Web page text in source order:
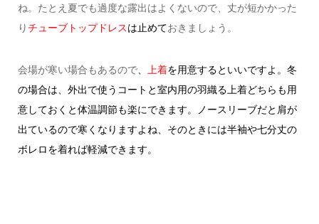
ね。 たとえ夏でも過度な露出はよくないので、丈が短かかった
りチューブトップドレスは止めておきましょう。
会場が寒い場合もあるので、 上着を用意するといいですよ。 冬
の場合は、外出で使うコートと室内用の羽織る上着どちらも用
意しておくと体温調節も楽にできます。
ノースリーブだと肩が
出ているので寒くなりますよね、そのときには半袖や七分丈の
ボレロを着れば軽減できます。